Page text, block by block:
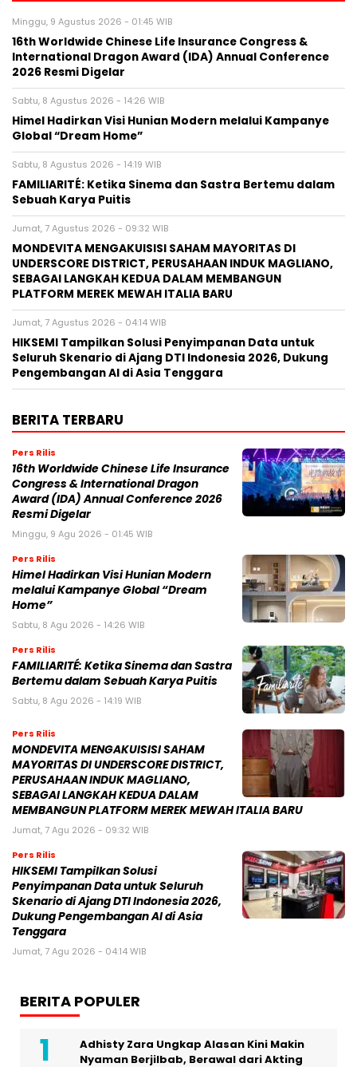
Minggu, 9 Agustus 2026 - 01:45 WIB
16th Worldwide Chinese Life Insurance Congress &
International Dragon Award (IDA) Annual Conference
2026 Resmi Digelar
Sabtu, 8 Agustus 2026 - 14:26 WIB
Himel Hadirkan Visi Hunian Modern melalui Kampanye
Global “Dream Home”
Sabtu, 8 Agustus 2026 - 14:19 WIB
FAMILIARITÉ: Ketika Sinema dan Sastra Bertemu dalam
Sebuah Karya Puitis
Jumat, 7 Agustus 2026 - 09:32 WIB
MONDEVITA MENGAKUISISI SAHAM MAYORITAS DI
UNDERSCORE DISTRICT, PERUSAHAAN INDUK MAGLIANO,
SEBAGAI LANGKAH KEDUA DALAM MEMBANGUN
PLATFORM MEREK MEWAH ITALIA BARU
Jumat, 7 Agustus 2026 - 04:14 WIB
HIKSEMI Tampilkan Solusi Penyimpanan Data untuk
Seluruh Skenario di Ajang DTI Indonesia 2026, Dukung
Pengembangan AI di Asia Tenggara
BERITA TERBARU
Pers Rilis
16th Worldwide Chinese Life Insurance
Congress & International Dragon
Award (IDA) Annual Conference 2026
Resmi Digelar
Minggu, 9 Agu 2026 - 01:45 WIB
Pers Rilis
Himel Hadirkan Visi Hunian Modern
melalui Kampanye Global “Dream
Home”
Sabtu, 8 Agu 2026 - 14:26 WIB
Pers Rilis
FAMILIARITÉ: Ketika Sinema dan Sastra
Bertemu dalam Sebuah Karya Puitis
Sabtu, 8 Agu 2026 - 14:19 WIB
Pers Rilis
MONDEVITA MENGAKUISISI SAHAM
MAYORITAS DI UNDERSCORE DISTRICT,
PERUSAHAAN INDUK MAGLIANO,
SEBAGAI LANGKAH KEDUA DALAM
MEMBANGUN PLATFORM MEREK MEWAH ITALIA BARU
Jumat, 7 Agu 2026 - 09:32 WIB
Pers Rilis
HIKSEMI Tampilkan Solusi
Penyimpanan Data untuk Seluruh
Skenario di Ajang DTI Indonesia 2026,
Dukung Pengembangan AI di Asia
Tenggara
Jumat, 7 Agu 2026 - 04:14 WIB
BERITA POPULER
Adhisty Zara Ungkap Alasan Kini Makin
Nyaman Berjilbab, Berawal dari Akting